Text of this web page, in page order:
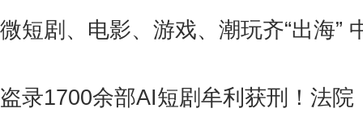
微短剧、电影、游戏、潮玩齐“出海”
盗录1700余部AI短剧牟利获刑！法